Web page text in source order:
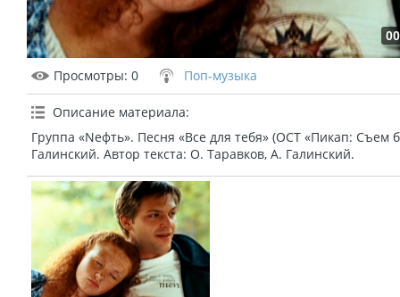
Просмотры: 0 Поп-музыка
Описание материала:
Группа «Nефть». Песня «Все для тебя» (ОСТ «Пикап: Съем
Галинский. Автор текста: О. Таравков, А. Галинский.